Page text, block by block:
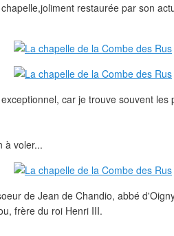
restaurée par son
car je trouve souvent les
à voler...
de Jean de Chandio, abbé
frère du roi Henri III.